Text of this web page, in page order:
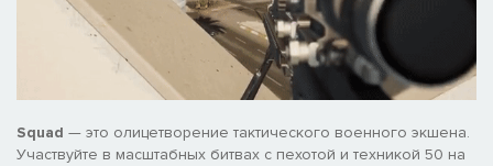
Squad — это олицетворение тактического военного экшена.
Участвуйте в масштабных битвах с пехотой и техникой 50 на